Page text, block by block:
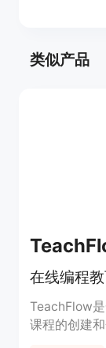
类似产品
在线编程
TeachFlow
课程的创建